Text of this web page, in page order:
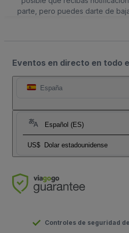
parte, pero puedes darte de
Eventos en directo en todo
España
Español (ES)
US$ Dolar estadounidense
Controles de seguridad